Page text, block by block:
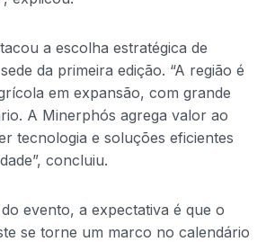
a escolha estratégica de
da primeira edição. “A região é
em expansão, com grande
A Minerphós agrega valor ao
tecnologia e soluções eficientes
concluiu.
evento, a expectativa é que o
se torne um marco no calendário